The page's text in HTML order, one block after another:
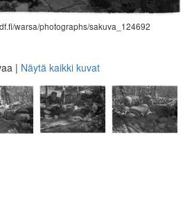
warsa/photographs/sakuva_124692
| Näytä kaikki kuvat